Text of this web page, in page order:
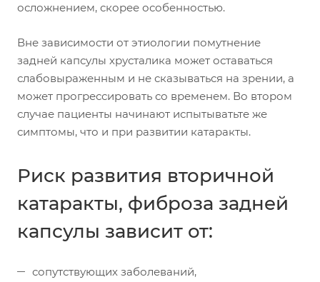
осложнением, скорее особенностью.
Вне зависимости от этиологии помутнение
задней капсулы хрусталика может оставаться
слабовыраженным и не сказываться на зрении, а
может прогрессировать со временем. Во втором
случае пациенты начинают испытыватьте же
симптомы, что и при развитии катаракты.
Риск развития вторичной
катаракты, фиброза задней
капсулы зависит от:
сопутствующих заболеваний,